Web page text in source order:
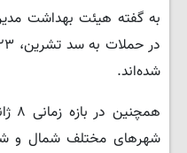
شده‌اند.
شهرهای مختلف شمال و